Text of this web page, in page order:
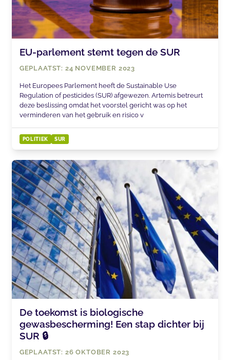
​​​​​​​EU-parlement stemt tegen de SUR
GEPLAATST: 24 NOVEMBER 2023
Het Europees Parlement heeft de Sustainable Use
Regulation of pesticides (SUR) afgewezen. Artemis betreurt
deze beslissing omdat het voorstel gericht was op het
verminderen van het gebruik en risico v
POLITIEK SUR
De toekomst is biologische
gewasbescherming! Een stap dichter bij
SUR 🔒
GEPLAATST: 26 OKTOBER 2023